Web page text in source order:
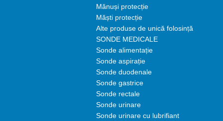
Mănuși protecție
Măști protecție
Alte produse de unică folosință
SONDE MEDICALE
Sonde alimentație
Sonde aspirație
Sonde duodenale
Sonde gastrice
Sonde rectale
Sonde urinare
Sonde urinare cu lubrifiant